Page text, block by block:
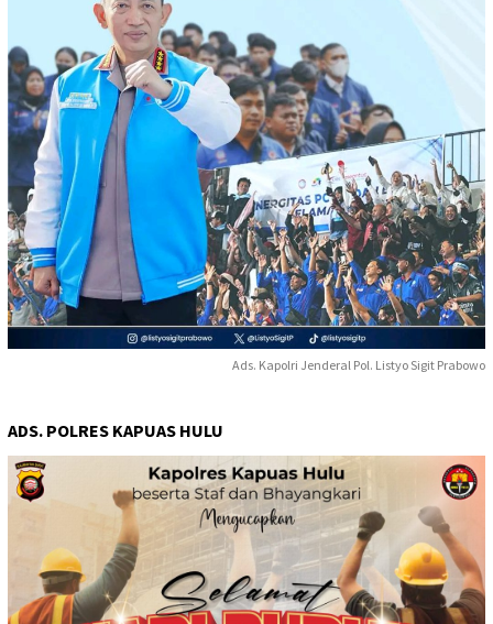
Ads. Kapolri Jenderal Pol. Listyo Sigit Prabowo
ADS. POLRES KAPUAS HULU